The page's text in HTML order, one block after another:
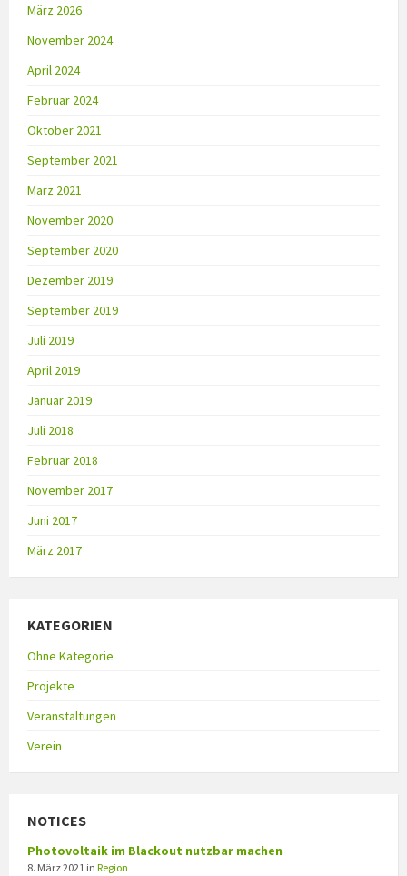
März 2026
November 2024
April 2024
Februar 2024
Oktober 2021
September 2021
März 2021
November 2020
September 2020
Dezember 2019
September 2019
Juli 2019
April 2019
Januar 2019
Juli 2018
Februar 2018
November 2017
Juni 2017
März 2017
KATEGORIEN
Ohne Kategorie
Projekte
Veranstaltungen
Verein
NOTICES
Photovoltaik im Blackout nutzbar machen
8. März 2021 in Region